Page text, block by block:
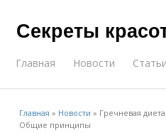
Секреты
Главная Новости Статьи
Главная » Новости » Гречневая
Общие принципы